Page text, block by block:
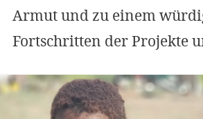
Armut und zu einem
Fortschritten der Projekte